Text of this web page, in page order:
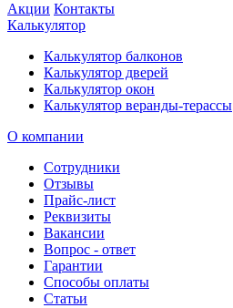
Акции Контакты
Калькулятор
Калькулятор балконов
Калькулятор дверей
Калькулятор окон
Калькулятор веранды-терассы
О компании
Сотрудники
Отзывы
Прайс-лист
Реквизиты
Вакансии
Вопрос - ответ
Гарантии
Способы оплаты
Статьи